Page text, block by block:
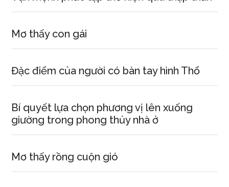
Mơ thấy con gái
Đặc điểm của người có bàn tay hình Thổ
Bí quyết lựa chọn phương vị lên xuống
giường trong phong thủy nhà ở
Mơ thấy rồng cuộn gió